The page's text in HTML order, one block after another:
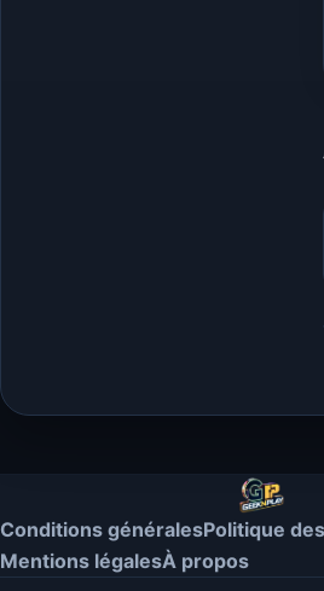
Conditions généralesPolitique
Mentions légalesÀ propos